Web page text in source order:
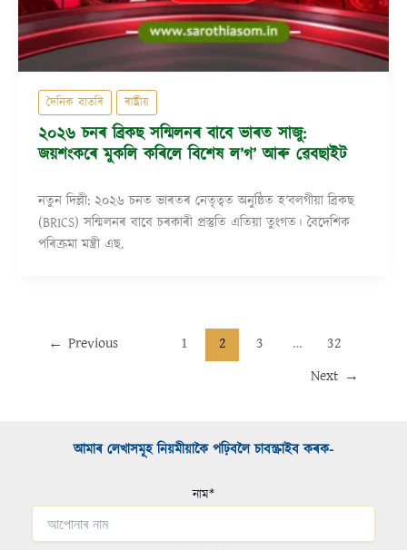
দৈনিক বাতৰি ৰাষ্ট্ৰীয়
২০২৬ চনৰ ব্ৰিকছ সন্মিলনৰ বাবে ভাৰত সাজু:
জয়শংকৰে মুকলি কৰিলে বিশেষ ল’গ’ আৰু ৱেবছাইট
নতুন দিল্লী: ২০২৬ চনত ভাৰতৰ নেতৃত্বত অনুষ্ঠিত হ’বলগীয়া ব্ৰিকছ
(BRICS) সন্মিলনৰ বাবে চৰকাৰী প্ৰস্তুতি এতিয়া তুংগত। বৈদেশিক
পৰিক্ৰমা মন্ত্ৰী এছ.
← Previous 1 2 3 …
32
Next →
আমাৰ লেখাসমূহ নিয়মীয়াকৈ পঢ়িবলৈ চাবস্ক্ৰাইব কৰক-​
নাম*